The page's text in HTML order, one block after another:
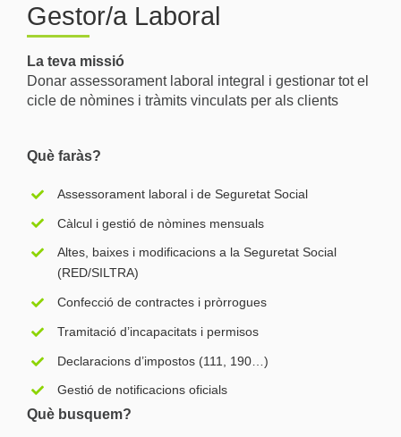
Gestor/a Laboral
La teva missió
Donar assessorament laboral integral i gestionar tot el
cicle de nòmines i tràmits vinculats per als clients
Què faràs?
Assessorament laboral i de Seguretat Social
Càlcul i gestió de nòmines mensuals
Altes, baixes i modificacions a la Seguretat Social
(RED/SILTRA)
Confecció de contractes i pròrrogues
Tramitació d’incapacitats i permisos
Declaracions d’impostos (111, 190…)
Gestió de notificacions oficials
Què busquem?